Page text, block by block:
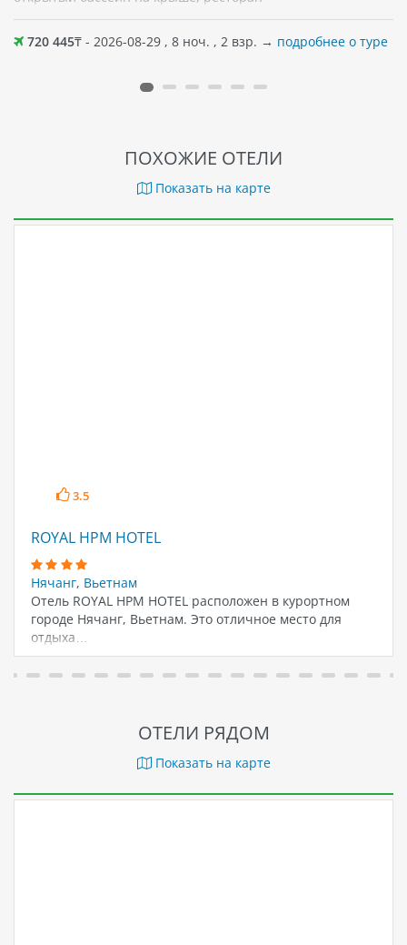
720 445₸ - 2026-08-29 , 8 ноч. , 2 взр. → подробнее о туре
ПОХОЖИЕ ОТЕЛИ
Показать на карте
3.5
ROYAL HPM HOTEL
Нячанг, Вьетнам
Отель ROYAL HPM HOTEL расположен в курортном
городе Нячанг, Вьетнам. Это отличное место для
отдыха…
ОТЕЛИ РЯДОМ
Показать на карте